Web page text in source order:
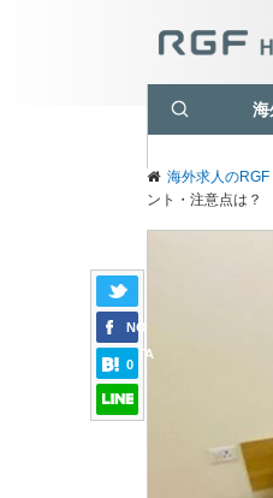
海
海外求人のRGF
ント・注意点は？
NO
DATA
0